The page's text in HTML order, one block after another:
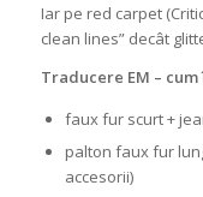
Iar pe red carpet
clean lines” decât
Traducere EM –
faux fur scurt +
palton faux fur
accesorii)